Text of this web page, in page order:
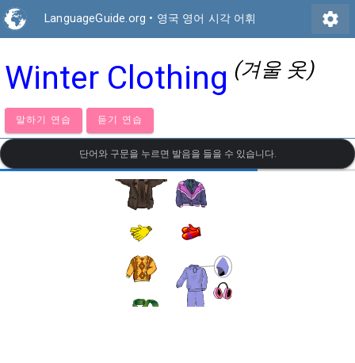
LanguageGuide.org • 영국 영어 시각 어휘 settings
Winter Clothing (겨울 옷)
말하기 연습 듣기 연습
단어와 구문을 누르면 발음을 들을 수 있습니다.